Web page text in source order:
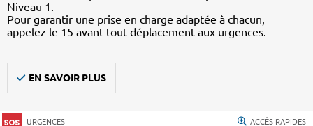
Niveau 1.
Pour garantir une prise en charge adaptée à chacun,
appelez le 15 avant tout déplacement aux urgences.
EN SAVOIR PLUS
URGENCES ACCÈS RAPIDES